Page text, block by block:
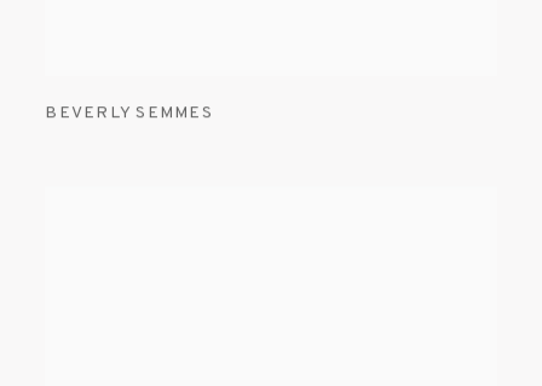
BEVERLY SEMMES